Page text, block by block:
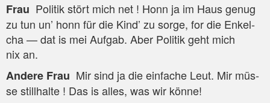
Frau Poli­tik stört mich net ! Honn ja im Haus genug
zu tun un’ honn für die Kind’ zu sor­ge, for die Enkel­
cha — dat is mei Auf­gab. Aber Poli­tik geht mich
nix an.
Ande­re Frau Mir sind ja die ein­fa­che Leut. Mir müs­
se still­hal­te ! Das is alles, was wir könne!